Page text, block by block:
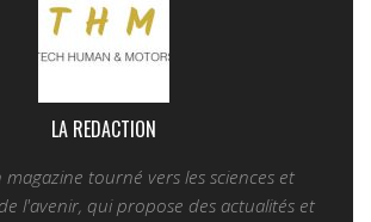
LA REDACTION
magazine tourné vers les sciences et
l'avenir, qui propose des actualités et